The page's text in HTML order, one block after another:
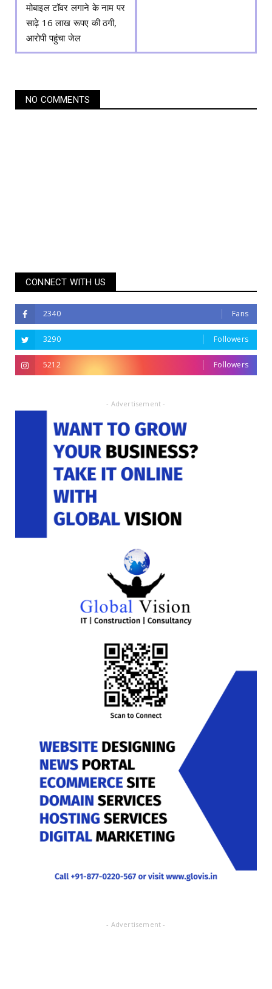
मोबाइल टॉवर लगाने के नाम पर
साढ़े 16 लाख रूपए की ठगी,
आरोपी पहुंचा जेल
NO COMMENTS
CONNECT WITH US
2340 Fans
3290 Followers
5212 Followers
- Advertisement -
- Advertisement -